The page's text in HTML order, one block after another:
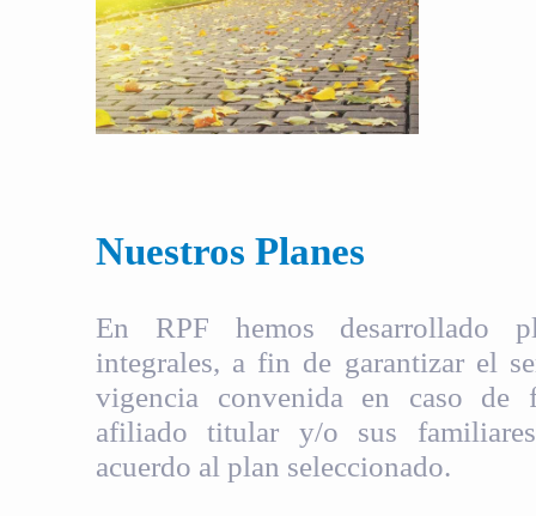
Nuestros Planes
En RPF hemos desarrollado
integrales, a fin de garantizar el
vigencia convenida en caso de
afiliado titular y/o sus
acuerdo al plan seleccionado.